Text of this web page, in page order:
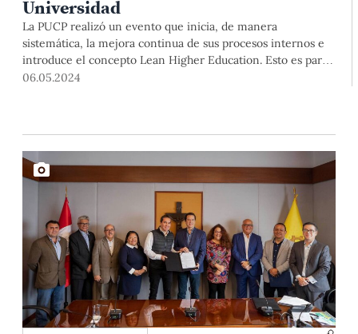
Universidad
La PUCP realizó un evento que inicia, de manera
sistemática, la mejora continua de sus procesos internos e
introduce el concepto Lean Higher Education. Esto es parte
del proyecto "Procesos PUCP", que tiene como objetivos
vicerrector administrativo, Dr. Domingo González.
06.05.2024